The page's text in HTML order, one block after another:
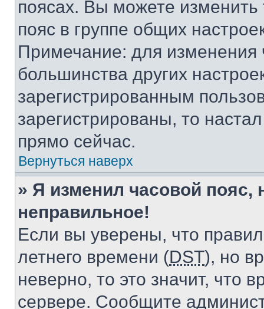
поясах. Вы можете изменить
пояс в группе общих
Примечание: для изменения
большинства других
зарегистрированным
зарегистрированы, то
прямо сейчас.
Вернуться наверх
» Я изменил часовой пояс,
неправильное!
Если вы уверены, что
летнего времени (DST), но
неверно, то это значит, что
сервере. Сообщите